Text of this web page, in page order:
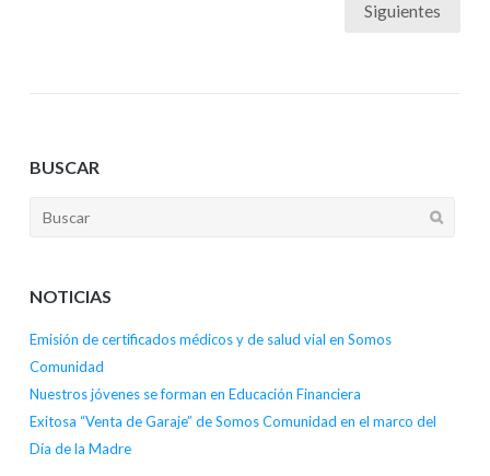
Siguientes
BUSCAR
NOTICIAS
Emisión de certificados médicos y de salud vial en Somos
Comunidad
Nuestros jóvenes se forman en Educación Financiera
Exitosa “Venta de Garaje” de Somos Comunidad en el marco del
Día de la Madre